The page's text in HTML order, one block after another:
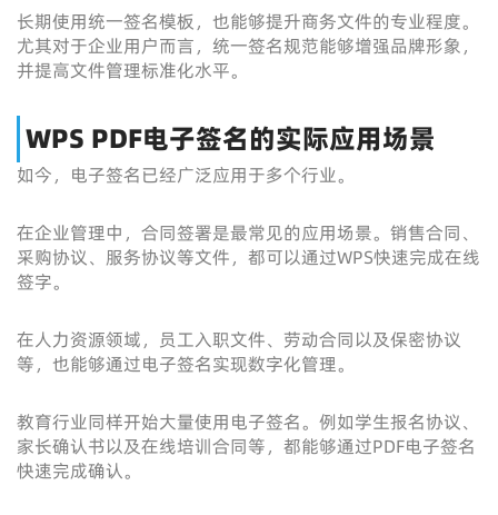
长期使用统一签名模板，也能够提升商务文件的专业程度。
尤其对于企业用户而言，统一签名规范能够增强品牌形象，
并提高文件管理标准化水平。
WPS PDF电子签名的实际应用场景
如今，电子签名已经广泛应用于多个行业。
在企业管理中，合同签署是最常见的应用场景。销售合同、
采购协议、服务协议等文件，都可以通过WPS快速完成在线
签字。
在人力资源领域，员工入职文件、劳动合同以及保密协议
等，也能够通过电子签名实现数字化管理。
教育行业同样开始大量使用电子签名。例如学生报名协议、
家长确认书以及在线培训合同等，都能够通过PDF电子签名
快速完成确认。